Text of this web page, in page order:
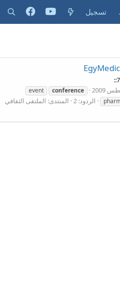
تسجيل
conference
event
الردود: 2 المنتدى: الملتقى الثقافي